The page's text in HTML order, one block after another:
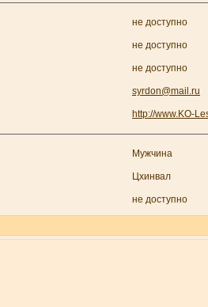
не доступно
не доступно
не доступно
syrdon@mail.ru
http://www.KO-
Мужчина
Цхинвал
не доступно